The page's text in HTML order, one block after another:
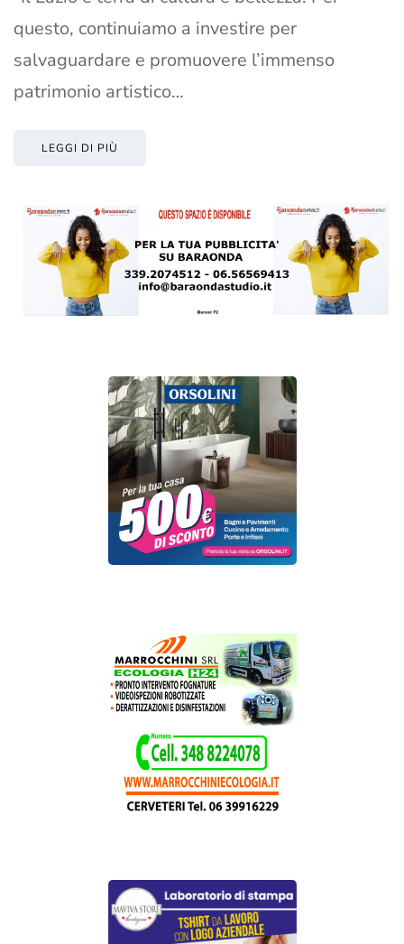
questo, continuiamo a investire per
salvaguardare e promuovere l’immenso
patrimonio artistico…
LEGGI DI PIÙ